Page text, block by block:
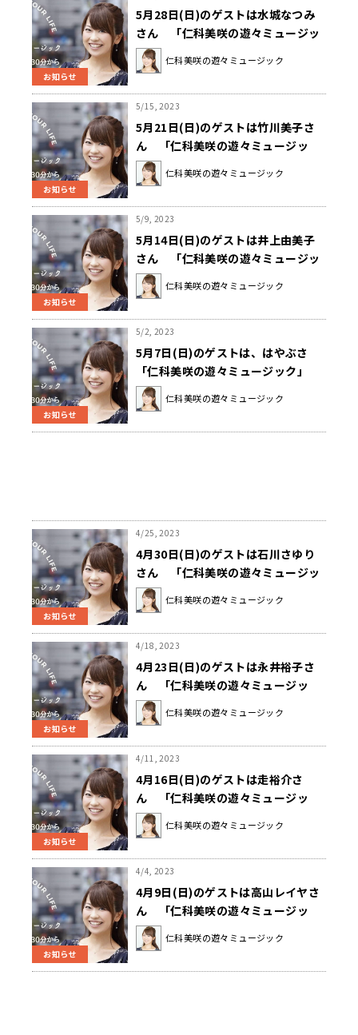
お知らせ
5月28日(日)のゲストは水城なつみ
さん 「仁科美咲の遊々ミュージッ
ク」
仁科美咲の遊々ミュージック
お知らせ
5/15, 2023
5月21日(日)のゲストは竹川美子さ
ん 「仁科美咲の遊々ミュージッ
ク」
仁科美咲の遊々ミュージック
お知らせ
5/9, 2023
5月14日(日)のゲストは井上由美子
さん 「仁科美咲の遊々ミュージッ
ク」
仁科美咲の遊々ミュージック
お知らせ
5/2, 2023
5月7日(日)のゲストは、はやぶさ
「仁科美咲の遊々ミュージック」
仁科美咲の遊々ミュージック
お知らせ
4/25, 2023
4月30日(日)のゲストは石川さゆり
さん 「仁科美咲の遊々ミュージッ
ク」
仁科美咲の遊々ミュージック
お知らせ
4/18, 2023
4月23日(日)のゲストは永井裕子さ
ん 「仁科美咲の遊々ミュージッ
ク」
仁科美咲の遊々ミュージック
お知らせ
4/11, 2023
4月16日(日)のゲストは走裕介さ
ん 「仁科美咲の遊々ミュージッ
ク」
仁科美咲の遊々ミュージック
お知らせ
4/4, 2023
4月9日(日)のゲストは高山レイヤさ
ん 「仁科美咲の遊々ミュージッ
ク」
仁科美咲の遊々ミュージック